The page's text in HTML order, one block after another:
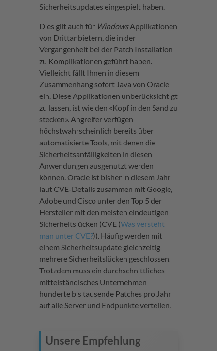
Sicherheitsupdates eingespielt haben.
Dies gilt auch für WindowsApplikationen
von Drittanbietern, die in der
Vergangenheit bei der Patch Installation
zu Komplikationen geführt haben.
Vielleicht fällt Ihnen in diesem
Zusammenhang sofort Java von Oracle
ein. Diese Applikationen unberücksichtigt
zu lassen, ist wie den «Kopf in den Sand zu
stecken». Angreifer verfügen
höchstwahrscheinlich bereits über
automatisierte Tools, mit denen die
Sicherheitsanfälligkeiten in diesen
Anwendungen ausgenutzt werden
können. Oracle ist bisher in diesem Jahr
laut CVE-Details zusammen mit Google,
Adobe und Cisco unter den Top 5 der
Hersteller mit den meisten eindeutigen
Sicherheitslücken (CVE (Was versteht
man unter CVE?)). Häufig werden mit
einem Sicherheitsupdate gleichzeitig
mehrere Sicherheitslücken geschlossen.
Trotzdem muss ein durchschnittliches
mittelständisches Unternehmen
hunderte bis tausende Patches pro Jahr
auf alle Server und Endpunkte verteilen.
Unsere Empfehlung